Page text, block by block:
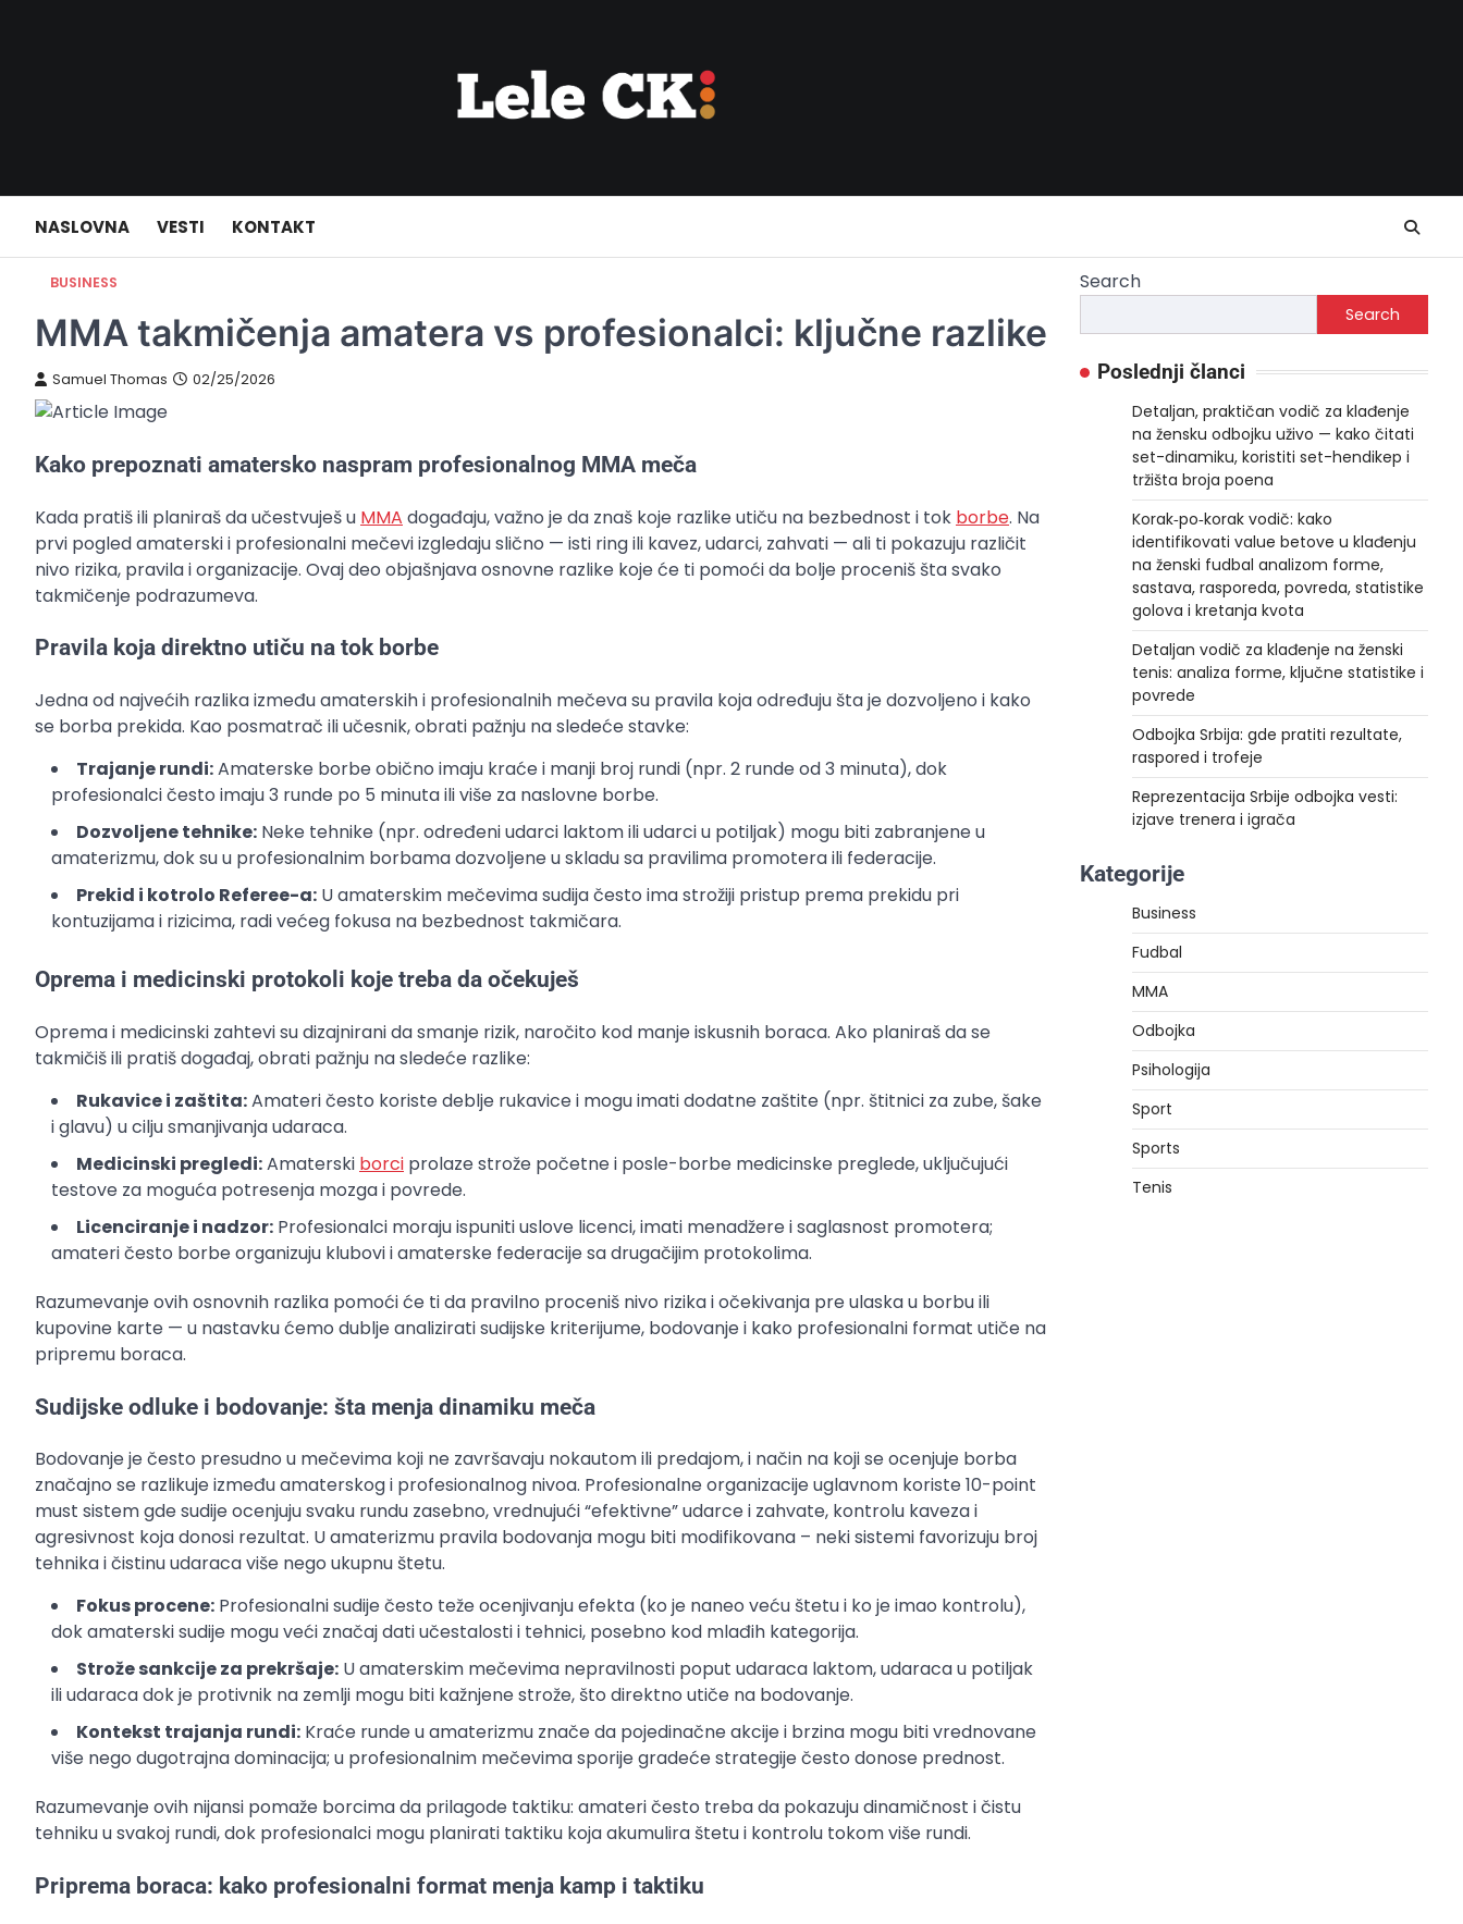
NASLOVNA VESTI KONTAKT
BUSINESS
MMA takmičenja amatera vs profesionalci: ključne razlike
Samuel Thomas 02/25/2026
Kako prepoznati amatersko naspram profesionalnog MMA meča
Kada pratiš ili planiraš da učestvuješ u MMA događaju, važno je da znaš koje razlike utiču na bezbednost i tok borbe. Na
prvi pogled amaterski i profesionalni mečevi izgledaju slično — isti ring ili kavez, udarci, zahvati — ali ti pokazuju različit
nivo rizika, pravila i organizacije. Ovaj deo objašnjava osnovne razlike koje će ti pomoći da bolje proceniš šta svako
takmičenje podrazumeva.
Pravila koja direktno utiču na tok borbe
Jedna od najvećih razlika između amaterskih i profesionalnih mečeva su pravila koja određuju šta je dozvoljeno i kako
se borba prekida. Kao posmatrač ili učesnik, obrati pažnju na sledeće stavke:
Trajanje rundi:Amaterske borbe obično imaju kraće i manji broj rundi (npr. 2 runde od 3 minuta), dok
profesionalci često imaju 3 runde po 5 minuta ili više za naslovne borbe.
Dozvoljene tehnike: Neke tehnike (npr. određeni udarci laktom ili udarci u potiljak) mogu biti zabranjene u
amaterizmu, dok su u profesionalnim borbama dozvoljene u skladu sa pravilima promotera ili federacije.
Prekid i kotrolo Referee-a: U amaterskim mečevima sudija često ima strožiji pristup prema prekidu pri
kontuzijama i rizicima, radi većeg fokusa na bezbednost takmičara.
Oprema i medicinski protokoli koje treba da očekuješ
Oprema i medicinski zahtevi su dizajnirani da smanje rizik, naročito kod manje iskusnih boraca. Ako planiraš da se
takmičiš ili pratiš događaj, obrati pažnju na sledeće razlike:
Rukavice i zaštita:Amateri često koriste deblje rukavice i mogu imati dodatne zaštite (npr. štitnici za zube, šake
i glavu) u cilju smanjivanja udaraca.
Medicinski pregledi:Amaterski borci prolaze strože početne i posle-borbe medicinske preglede, uključujući
testove za moguća potresenja mozga i povrede.
Licenciranje i nadzor: Profesionalci moraju ispuniti uslove licenci, imati menadžere i saglasnost promotera;
amateri često borbe organizuju klubovi i amaterske federacije sa drugačijim protokolima.
Razumevanje ovih osnovnih razlika pomoći će ti da pravilno proceniš nivo rizika i očekivanja pre ulaska u borbu ili
kupovine karte — u nastavku ćemo dublje analizirati sudijske kriterijume, bodovanje i kako profesionalni format utiče na
pripremu boraca.
Sudijske odluke i bodovanje: šta menja dinamiku meča
Bodovanje je često presudno u mečevima koji ne završavaju nokautom ili predajom, i način na koji se ocenjuje borba
značajno se razlikuje između amaterskog i profesionalnog nivoa. Profesionalne organizacije uglavnom koriste 10-point
must sistem gde sudije ocenjuju svaku rundu zasebno, vrednujući “efektivne” udarce i zahvate, kontrolu kaveza i
agresivnost koja donosi rezultat. U amaterizmu pravila bodovanja mogu biti modifikovana – neki sistemi favorizuju broj
tehnika i čistinu udaraca više nego ukupnu štetu.
Fokus procene: Profesionalni sudije često teže ocenjivanju efekta (ko je naneo veću štetu i ko je imao kontrolu),
dok amaterski sudije mogu veći značaj dati učestalosti i tehnici, posebno kod mlađih kategorija.
Strože sankcije za prekršaje: U amaterskim mečevima nepravilnosti poput udaraca laktom, udaraca u potiljak
ili udaraca dok je protivnik na zemlji mogu biti kažnjene strože, što direktno utiče na bodovanje.
Kontekst trajanja rundi: Kraće runde u amaterizmu znače da pojedinačne akcije i brzina mogu biti vrednovane
više nego dugotrajna dominacija; u profesionalnim mečevima sporije gradeće strategije često donose prednost.
Razumevanje ovih nijansi pomaže borcima da prilagode taktiku: amateri često treba da pokazuju dinamičnost i čistu
tehniku u svakoj rundi, dok profesionalci mogu planirati taktiku koja akumulira štetu i kontrolu tokom više rundi.
Priprema boraca: kako profesionalni format menja kamp i taktiku
Search
Search
Poslednji članci
Detaljan, praktičan vodič za klađenje
na žensku odbojku uživo — kako čitati
set-dinamiku, koristiti set-hendikep i
tržišta broja poena
Korak‑po‑korak vodič: kako
identifikovati value betove u klađenju
na ženski fudbal analizom forme,
sastava, rasporeda, povreda, statistike
golova i kretanja kvota
Detaljan vodič za klađenje na ženski
tenis: analiza forme, ključne statistike i
povrede
Odbojka Srbija: gde pratiti rezultate,
raspored i trofeje
Reprezentacija Srbije odbojka vesti:
izjave trenera i igrača
Kategorije
Business
Fudbal
MMA
Odbojka
Psihologija
Sport
Sports
Tenis